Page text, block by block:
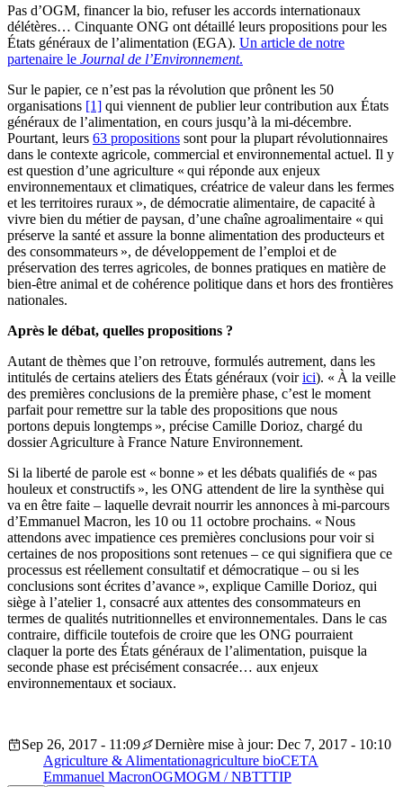
Pas d’OGM, financer la bio, refuser les accords internationaux
délétères… Cinquante ONG ont détaillé leurs propositions pour les
États généraux de l’alimentation (EGA). Un article de notre
partenaire le Journal de l’Environnement.
Sur le papier, ce n’est pas la révolution que prônent les 50
organisations [1] qui viennent de publier leur contribution aux États
généraux de l’alimentation, en cours jusqu’à la mi-décembre.
Pourtant, leurs 63 propositions sont pour la plupart révolutionnaires
dans le contexte agricole, commercial et environnemental actuel. Il y
est question d’une agriculture « qui réponde aux enjeux
environnementaux et climatiques, créatrice de valeur dans les fermes
et les territoires ruraux », de démocratie alimentaire, de capacité à
vivre bien du métier de paysan, d’une chaîne agroalimentaire « qui
préserve la santé et assure la bonne alimentation des producteurs et
des consommateurs », de développement de l’emploi et de
préservation des terres agricoles, de bonnes pratiques en matière de
bien-être animal et de cohérence politique dans et hors des frontières
nationales.
Après le débat, quelles propositions ?
Autant de thèmes que l’on retrouve, formulés autrement, dans les
intitulés de certains ateliers des États généraux (voirici). « À la veille
des premières conclusions de la première phase, c’est le moment
parfait pour remettre sur la table des propositions que nous
portons depuis longtemps », précise Camille Dorioz, chargé du
dossier Agriculture à France Nature Environnement.
Si la liberté de parole est « bonne » et les débats qualifiés de « pas
houleux et constructifs », les ONG attendent de lire la synthèse qui
va en être faite – laquelle devrait nourrir les annonces à mi-parcours
d’Emmanuel Macron, les 10 ou 11 octobre prochains. « Nous
attendons avec impatience ces premières conclusions pour voir si
certaines de nos propositions sont retenues – ce qui signifiera que ce
processus est réellement consultatif et démocratique – ou si les
conclusions sont écrites d’avance », explique Camille Dorioz, qui
siège à l’atelier 1, consacré aux attentes des consommateurs en
termes de qualités nutritionnelles et environnementales. Dans le cas
contraire, difficile toutefois de croire que les ONG pourraient
claquer la porte des États généraux de l’alimentation, puisque la
seconde phase est précisément consacrée… aux enjeux
environnementaux et sociaux.
Sep 26, 2017 - 11:09
Dernière mise à jour: Dec 7, 2017 - 10:10
Agriculture & Alimentationagriculture bioCETA
Emmanuel MacronOGMOGM / NBTTTIP